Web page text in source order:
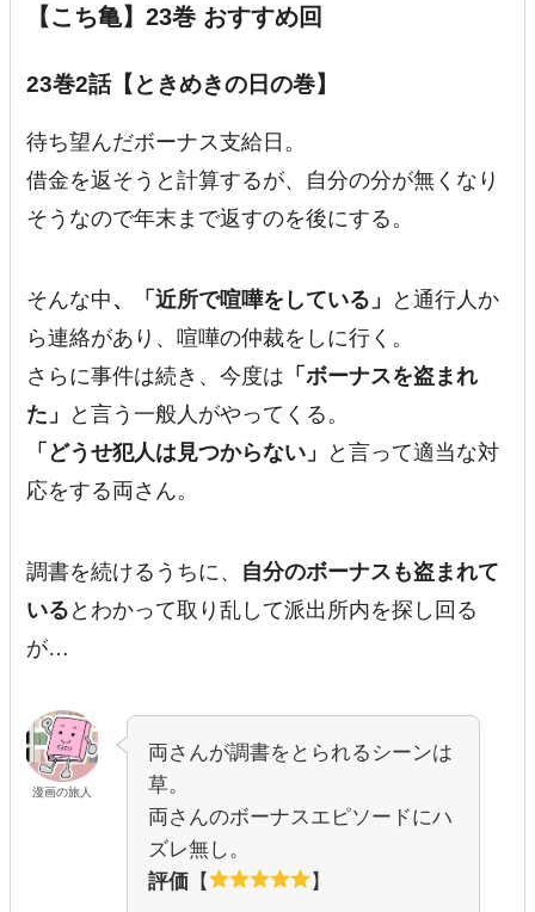
【こち亀】23巻 おすすめ回
23巻2話【ときめきの日の巻】
待ち望んだボーナス支給日。
借金を返そうと計算するが、自分の分が無くなり
そうなので年末まで返すのを後にする。
そんな中 、「近所で喧嘩をしている」
と通行人か
ら連絡があり、喧嘩の仲裁をしに行く。
さらに事件は続き、今度は 「ボーナスを盗まれ
た」
と言う一般人がやってくる。
「どうせ犯人は見つからない」
と言って適当な対
応をする両さん。
調書を続けるうちに、 自分のボーナスも盗まれて
いる とわかって取り乱して派出所内を探し回る
が…
漫画の旅人
両さんが調書をとられるシーンは
草。
両さんのボーナスエピソードにハ
ズレ無し。
評価 【 】